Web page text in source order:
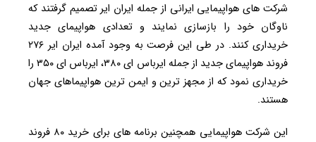
شرکت های هواپیمایی ایرانی از جمله ایران ایر تصمیم گرفتند که
ناوگان خود را بازسازی نمایند و تعدادی هواپیمای جدید
خریداری کنند. در طی این فرصت به وجود آمده ایران ایر ۲۷۶
فروند هواپیمای جدید از جمله ایرباس ای ۳۸۰، ایرباس ای ۳۵۰ را
خریداری نمود که از مجهز ترین و ایمن ترین هواپیماهای جهان
هستند.
این شرکت هواپیمایی همچنین برنامه های برای خرید ۸۰ فروند